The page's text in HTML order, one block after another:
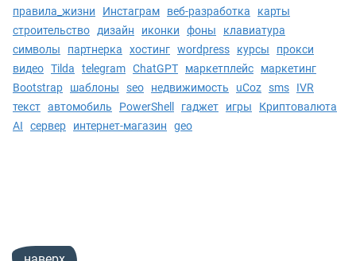
правила_жизни
Инстаграм веб-разработка
карты
строительство
дизайн иконки фоны
клавиатура
символы
партнерка хостинг wordpress курсы
прокси
видео Tilda telegram ChatGPT маркетплейс
маркетинг
Bootstrap
шаблоны seo недвижимость uCoz sms
IVR
текст автомобиль PowerShell гаджет игры
Криптовалюта
AI
сервер интернет-магазин geo